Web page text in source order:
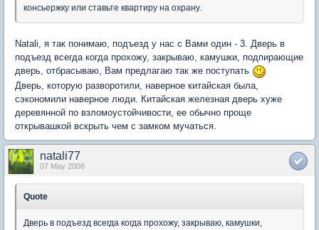
консьержку или ставьте квартиру на охрану.
Natali, я так понимаю, подъезд у нас с Вами один - 3. Дверь в
подъезд всегда когда прохожу, закрываю, камушки, подпирающие
дверь, отбрасываю, Вам предлагаю так же поступать
Дверь, которую разворотили, наверное китайская была,
сэкономили наверное люди. Китайская железная дверь хуже
деревянной по взломоустойчивости, ее обычно проще
открывашкой вскрыть чем с замком мучаться.
natali77
07 May 2008
Quote
Дверь в подъезд всегда когда прохожу, закрываю, камушки,